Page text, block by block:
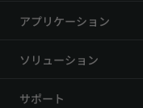
アプリケーション
ソリューション
サポート